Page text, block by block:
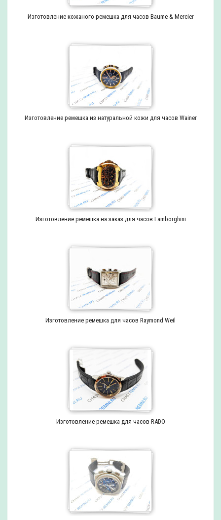
Изготовление кожаного ремешка для часов Baume & Mercier
Изготовление ремешка из натуральной кожи для часов Wainer
Изготовление ремешка на заказ для часов Lamborghini
Изготовление ремешка для часов Raymond Weil
Изготовление ремешка для часов RADO